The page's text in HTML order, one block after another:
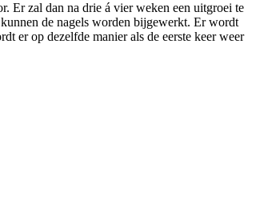
Er zal dan na drie á vier weken een uitgroei te
de nagels worden bijgewerkt. Er wordt
er op dezelfde manier als de eerste keer weer